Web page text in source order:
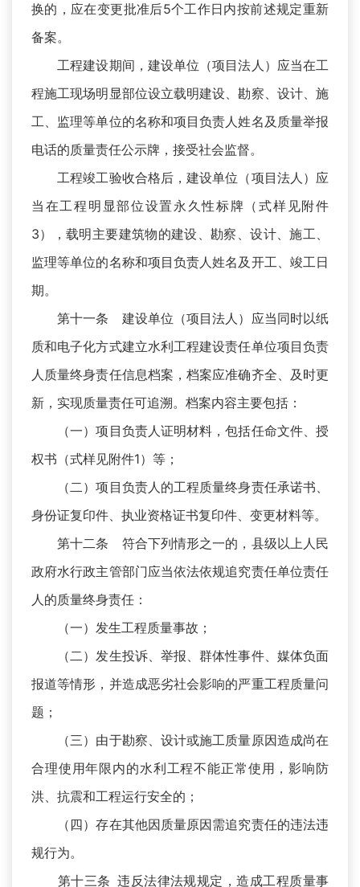
换的，应在变更批准后5个工作日内按前述规定重新
备案。
工程建设期间，建设单位（项目法人）应当在工
程施工现场明显部位设立载明建设、勘察、设计、施
工、监理等单位的名称和项目负责人姓名及质量举报
电话的质量责任公示牌，接受社会监督。
工程竣工验收合格后，建设单位（项目法人）应
当在工程明显部位设置永久性标牌（式样见附件
3），载明主要建筑物的建设、勘察、设计、施工、
监理等单位的名称和项目负责人姓名及开工、竣工日
期。
第十一条 建设单位（项目法人）应当同时以纸
质和电子化方式建立水利工程建设责任单位项目负责
人质量终身责任信息档案，档案应准确齐全、及时更
新，实现质量责任可追溯。档案内容主要包括：
（一）项目负责人证明材料，包括任命文件、授
权书（式样见附件1）等；
（二）项目负责人的工程质量终身责任承诺书、
身份证复印件、执业资格证书复印件、变更材料等。
第十二条 符合下列情形之一的，县级以上人民
政府水行政主管部门应当依法依规追究责任单位责任
人的质量终身责任：
（一）发生工程质量事故；
（二）发生投诉、举报、群体性事件、媒体负面
报道等情形，并造成恶劣社会影响的严重工程质量问
题；
（三）由于勘察、设计或施工质量原因造成尚在
合理使用年限内的水利工程不能正常使用，影响防
洪、抗震和工程运行安全的；
（四）存在其他因质量原因需追究责任的违法违
规行为。
第十三条 违反法律法规规定，造成工程质量事